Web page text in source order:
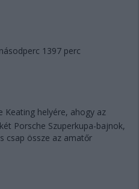
1397 perc
Keating helyére, ahogy az
Porsche Szuperkupa-bajnok,
csap össze az amatőr